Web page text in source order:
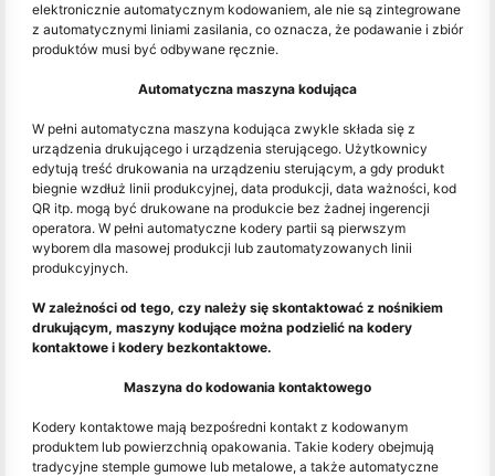
elektronicznie automatycznym kodowaniem, ale nie są zintegrowane
z automatycznymi liniami zasilania, co oznacza, że podawanie i zbiór
produktów musi być odbywane ręcznie.
Automatyczna maszyna kodująca
W pełni automatyczna maszyna kodująca zwykle składa się z
urządzenia drukującego i urządzenia sterującego. Użytkownicy
edytują treść drukowania na urządzeniu sterującym, a gdy produkt
biegnie wzdłuż linii produkcyjnej, data produkcji, data ważności, kod
QR itp. mogą być drukowane na produkcie bez żadnej ingerencji
operatora. W pełni automatyczne kodery partii są pierwszym
wyborem dla masowej produkcji lub zautomatyzowanych linii
produkcyjnych.
W zależności od tego, czy należy się skontaktować z nośnikiem
drukującym, maszyny kodujące można podzielić na kodery
kontaktowe i kodery bezkontaktowe.
Maszyna do kodowania kontaktowego
Kodery kontaktowe mają bezpośredni kontakt z kodowanym
produktem lub powierzchnią opakowania. Takie kodery obejmują
tradycyjne stemple gumowe lub metalowe, a także automatyczne